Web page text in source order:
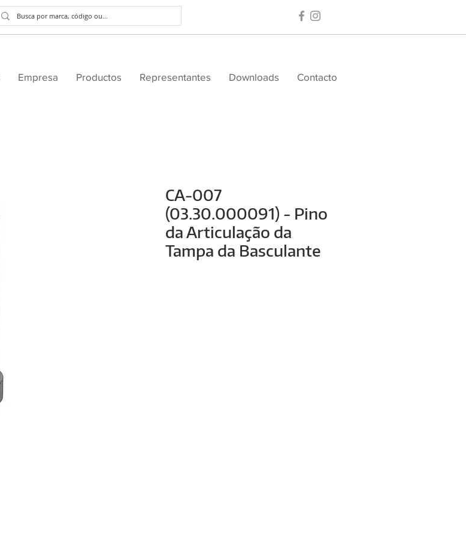
Empresa Productos Representantes Downloads Contacto
CA-007
(03.30.000091) - Pino
da Articulação da
Tampa da Basculante